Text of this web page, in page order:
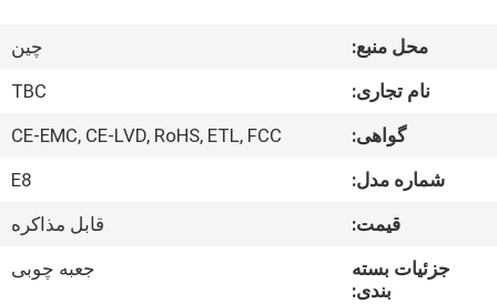
نمایش
دربارهی
کارخانه
محل منبع:
چین
نام تجاری:
TBC
گواهی:
CE-EMC, CE-LVD, RoHS, ETL, FCC
شماره مدل:
E8
قیمت:
قابل مذاکره
جزئیات بسته
بندی:
جعبه چوبی